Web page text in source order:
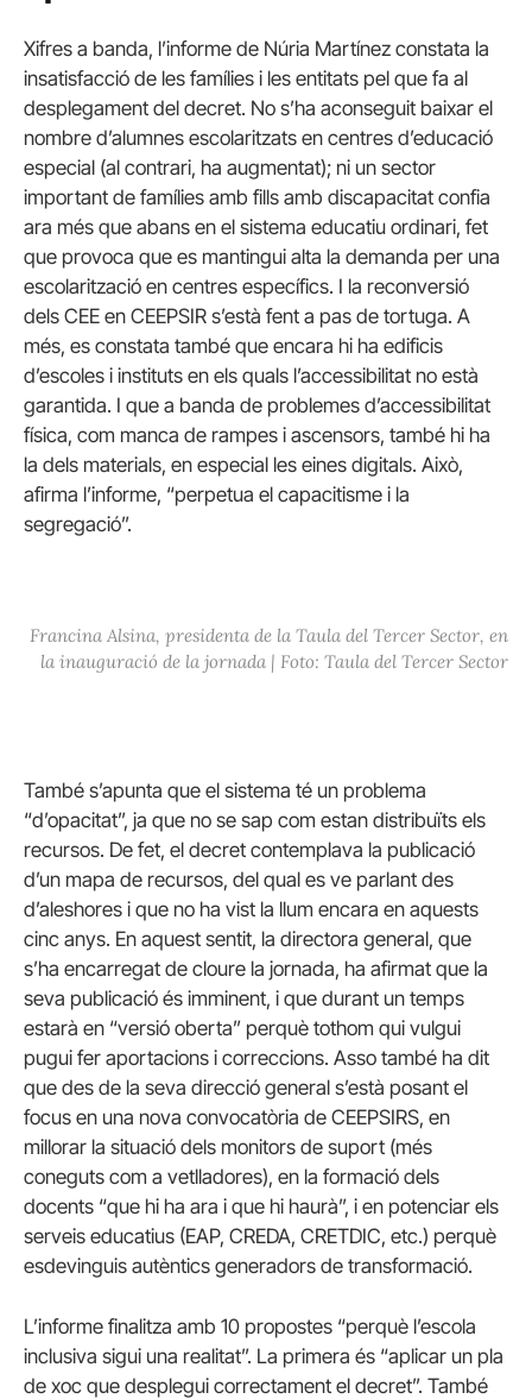
Xifres a banda, l’informe de Núria Martínez constata la
insatisfacció de les famílies i les entitats pel que fa al
desplegament del decret. No s’ha aconseguit baixar el
nombre d’alumnes escolaritzats en centres d’educació
especial (al contrari, ha augmentat); ni un sector
important de famílies amb fills amb discapacitat confia
ara més que abans en el sistema educatiu ordinari, fet
que provoca que es mantingui alta la demanda per una
escolarització en centres específics. I la reconversió
dels CEE en CEEPSIR s’està fent a pas de tortuga. A
més, es constata també que encara hi ha edificis
d’escoles i instituts en els quals l’accessibilitat no està
garantida. I que a banda de problemes d’accessibilitat
física, com manca de rampes i ascensors, també hi ha
la dels materials, en especial les eines digitals. Això,
afirma l’informe, “perpetua el capacitisme i la
segregació”.
Francina Alsina, presidenta de la Taula del Tercer Sector, en
la inauguració de la jornada | Foto: Taula del Tercer Sector
També s’apunta que el sistema té un problema
“d’opacitat”, ja que no se sap com estan distribuïts els
recursos. De fet, el decret contemplava la publicació
d’un mapa de recursos, del qual es ve parlant des
d’aleshores i que no ha vist la llum encara en aquests
cinc anys. En aquest sentit, la directora general, que
s’ha encarregat de cloure la jornada, ha afirmat que la
seva publicació és imminent, i que durant un temps
estarà en “versió oberta” perquè tothom qui vulgui
pugui fer aportacions i correccions. Asso també ha dit
que des de la seva direcció general s’està posant el
focus en una nova convocatòria de CEEPSIRS, en
millorar la situació dels monitors de suport (més
coneguts com a vetlladores), en la formació dels
docents “que hi ha ara i que hi haurà”, i en potenciar els
serveis educatius (EAP, CREDA, CRETDIC, etc.) perquè
esdevinguis autèntics generadors de transformació.
L’informe finalitza amb 10 propostes “perquè l’escola
inclusiva sigui una realitat”. La primera és “aplicar un pla
de xoc que desplegui correctament el decret”. També